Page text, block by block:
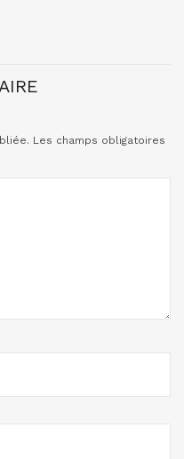
Les champs obligatoires